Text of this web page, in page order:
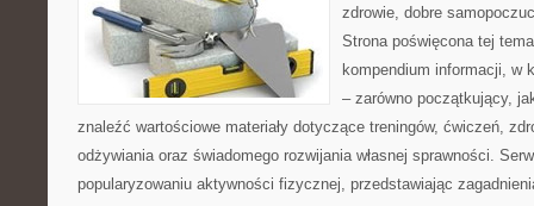
zdrowie, dobre
Strona poświęcona tej
kompendium informacji, w
– zarówno początkujący,
znaleźć wartościowe materiały dotyczące treningów, ćwiczeń,
odżywiania oraz świadomego rozwijania własnej sprawności.
popularyzowaniu aktywności fizycznej, przedstawiając